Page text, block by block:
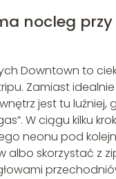
nocleg
Downtown to
Zamiast idealnie
jest tu luźniej,
W ciągu kilku
neonu pod
albo skorzystać z